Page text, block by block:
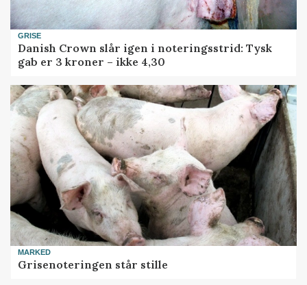
GRISE
Danish Crown slår igen i noteringsstrid: Tysk
gab er 3 kroner – ikke 4,30
MARKED
Grisenoteringen står stille